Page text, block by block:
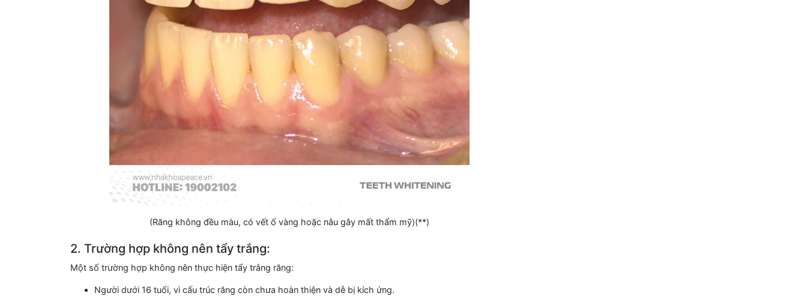
(Răng không đều màu, có vết ố vàng hoặc nâu gây mất thẩm mỹ)(**)
2. Trường hợp không nên tẩy trắng:
Một số trường hợp không nên thực hiện tẩy trắng răng:
Người dưới 16 tuổi, vì cấu trúc răng còn chưa hoàn thiện và dễ bị kích ứng.